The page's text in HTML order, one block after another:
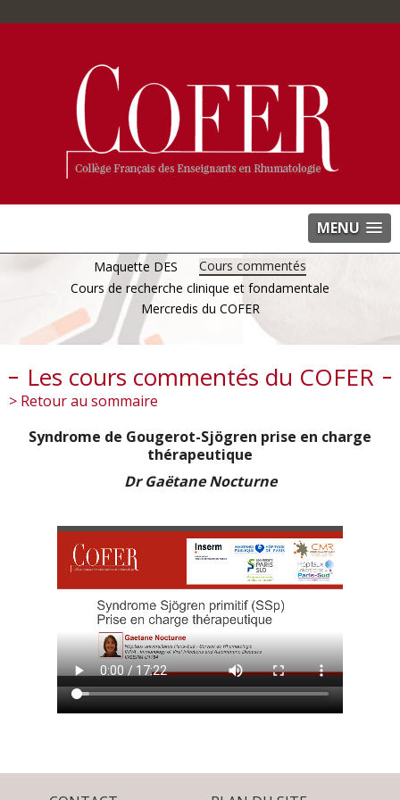
MENU
Maquette DES
Cours commentés
Cours de recherche clinique et fondamentale
Mercredis du COFER
Les cours commentés du COFER
> Retour au sommaire
Syndrome de Gougerot-Sjögren prise en charge
thérapeutique
Dr Gaëtane Nocturne